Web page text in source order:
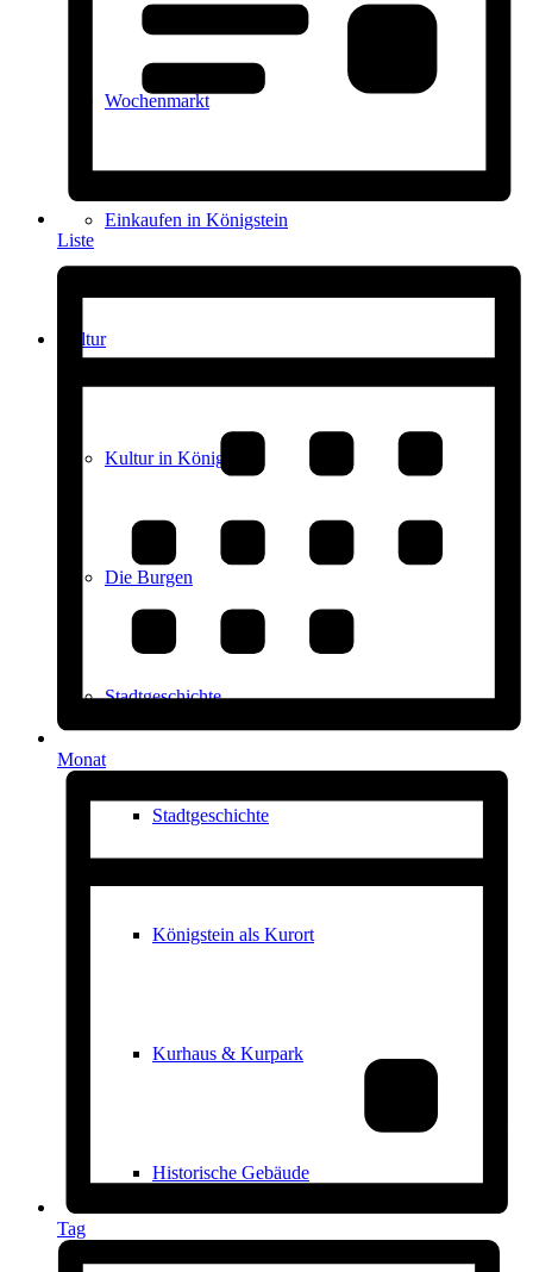
Wochenmarkt
Einkaufen in Königstein
Kultur
Kultur in Königstein
Die Burgen
Stadtgeschichte
Stadtgeschichte
Königstein als Kurort
Kurhaus & Kurpark
Historische Gebäude
Liste
Monat
Tag